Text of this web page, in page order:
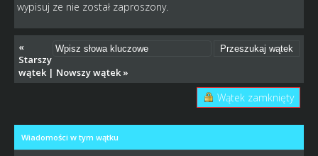
wypisuj ze nie został zaproszony.
«
Starszy
wątek| Nowszy wątek»
Wątek zamknięty
Wiadomości w tym wątku